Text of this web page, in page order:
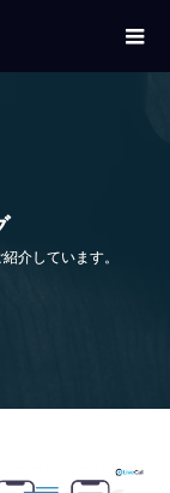
介しています。